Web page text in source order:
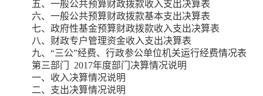
五、一般公共预算财政拨款收入支出决算表
六、一般公共预算财政拨款基本支出决算表
七、政府性基金预算财政拨款收入支出决算表
八、财政专户管理资金收入支出决算表
九、“三公”经费、行政参公单位机关运行经费情况表
第三部门 2017年度部门决算情况说明
一、收入决算情况说明
二、支出决算情况说明